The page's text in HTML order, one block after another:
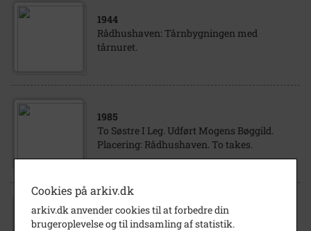
1944
Rådhushaven: Tårnbygningen med
tårnuret.
1985
To Søstre I Leg. Udført Mogens Bøggild.
Placering: Rådhushaven. To takes.
1940
Cookies på arkiv.dk
arkiv.dk anvender cookies til at forbedre din
brugeroplevelse og til indsamling af statistik.